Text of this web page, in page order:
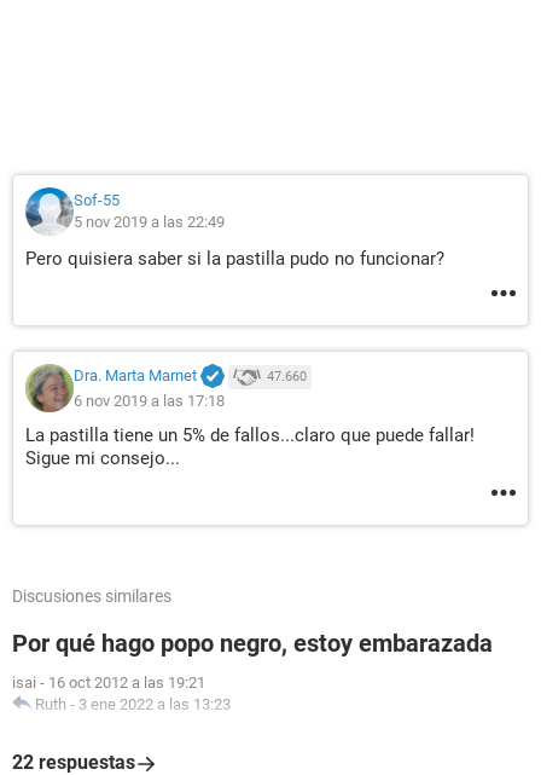
Sof-55
5 nov 2019 a las 22:49
Pero quisiera saber si la pastilla pudo no funcionar?
Dra. Marta Marnet 47.660
6 nov 2019 a las 17:18
La pastilla tiene un 5% de fallos...claro que puede fallar!
Sigue mi consejo...
Discusiones similares
Por qué hago popo negro, estoy embarazada
isai - 16 oct 2012 a las 19:21
Ruth - 3 ene 2022 a las 13:23
22 respuestas